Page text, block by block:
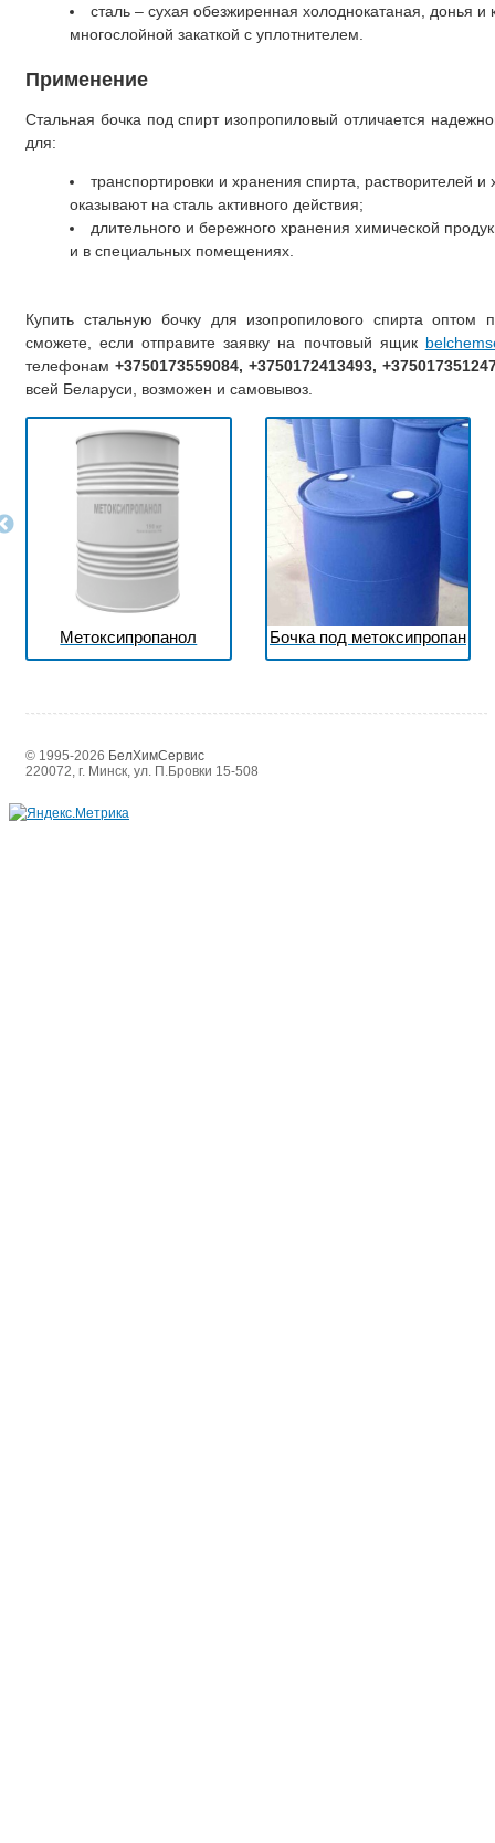
сталь – сухая обезжиренная холоднокатаная, донья и
многослойной закаткой с уплотнителем.
Применение
Стальная бочка под спирт изопропиловый отличается
для:
транспортировки и хранения спирта, растворителей и
оказывают на сталь активного действия;
длительного и бережного хранения химической
и в специальных помещениях.
Купить стальную бочку для изопропилового спирта оптом
сможете, если отправите заявку на почтовый ящик
телефонам+3750173559084, +3750172413493,
всей Беларуси, возможен и самовывоз.
Метоксипропанол Бочка под метоксипропан
© 1995-2026 БелХимСервис
220072, г. Минск, ул. П.Бровки 15-508